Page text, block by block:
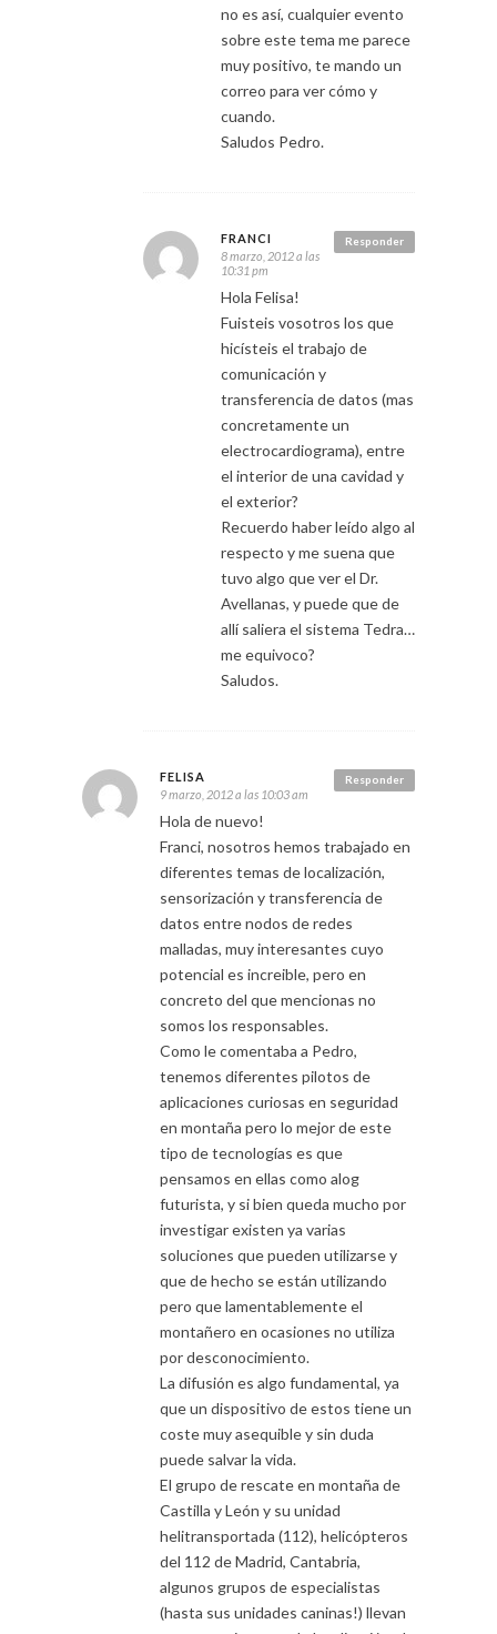
no es así, cualquier evento
sobre este tema me parece
muy positivo, te mando un
correo para ver cómo y
cuando.
Saludos Pedro.
Responder
FRANCI
8 marzo, 2012 a las
10:31 pm
Hola Felisa!
Fuisteis vosotros los que
hicísteis el trabajo de
comunicación y
transferencia de datos (mas
concretamente un
electrocardiograma), entre
el interior de una cavidad y
el exterior?
Recuerdo haber leído algo al
respecto y me suena que
tuvo algo que ver el Dr.
Avellanas, y puede que de
allí saliera el sistema Tedra…
me equivoco?
Saludos.
Responder
FELISA
9 marzo, 2012 a las 10:03 am
Hola de nuevo!
Franci, nosotros hemos trabajado en
diferentes temas de localización,
sensorización y transferencia de
datos entre nodos de redes
malladas, muy interesantes cuyo
potencial es increible, pero en
concreto del que mencionas no
somos los responsables.
Como le comentaba a Pedro,
tenemos diferentes pilotos de
aplicaciones curiosas en seguridad
en montaña pero lo mejor de este
tipo de tecnologías es que
pensamos en ellas como alog
futurista, y si bien queda mucho por
investigar existen ya varias
soluciones que pueden utilizarse y
que de hecho se están utilizando
pero que lamentablemente el
montañero en ocasiones no utiliza
por desconocimiento.
La difusión es algo fundamental, ya
que un dispositivo de estos tiene un
coste muy asequible y sin duda
puede salvar la vida.
El grupo de rescate en montaña de
Castilla y León y su unidad
helitransportada (112), helicópteros
del 112 de Madrid, Cantabria,
algunos grupos de especialistas
(hasta sus unidades caninas!) llevan